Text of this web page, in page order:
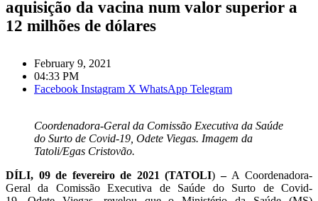
aquisição da vacina num valor superior a
12 milhões de dólares
February 9, 2021
04:33 PM
Facebook Instagram X WhatsApp Telegram
Coordenadora-Geral da Comissão Executiva da Saúde
do Surto de Covid-19, Odete Viegas. Imagem da
Tatoli/Egas Cristovão.
DÍLI, 09 de fevereiro de 2021 (TATOLI) – A Coordenadora-
Geral da Comissão Executiva de Saúde do Surto de Covid-